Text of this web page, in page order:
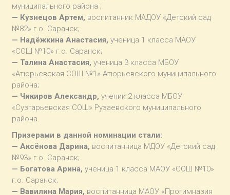
муниципального района ;
— Кузнецов Артем, воспитанник МАДОУ «Детский сад
№82» г.о. Саранск;
— Надёжкина Анастасия, ученица 1 класса МАОУ
«СОШ №10» г.о. Саранск;
— Талина Анастасия, ученица 3 класса МБОУ
«Атюрьевская СОШ №1» Атюрьевского муниципального
района;
— Чикиров Александр, ученик 2 класса МБОУ
«Сузгарьевская СОШ» Рузаевского муниципального
района.
Призерами в данной номинации стали:
— Аксёнова Дарина, воспитанница МДОУ «Детский сад
№93» г.о. Саранск;
— Богатова Арина, ученица 1 класса МАОУ «СОШ №10»
г.о. Саранск;
— Вавилина Мария, воспитанница МАОУ «Прогимназия